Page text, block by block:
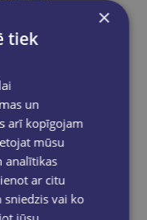
Kā katoliskā Baznīca veidoja Rietumu civilizāciju
×
tiek
un
arī kopīgojam
mūsu
analītikas
ar citu
vai ko